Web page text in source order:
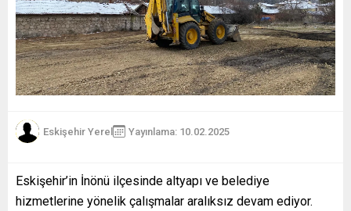
Eskişehir Yerel Yayınlama: 10.02.2025
Eskişehir’in İnönü ilçesinde altyapı ve belediye
hizmetlerine yönelik çalışmalar aralıksız devam ediyor.